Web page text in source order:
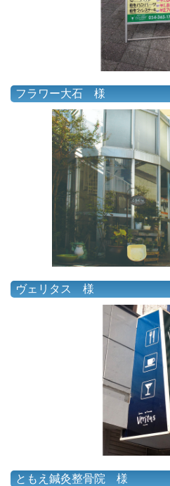
フラワー大石 様
ヴェリタス 様
ともえ鍼灸整骨院 様